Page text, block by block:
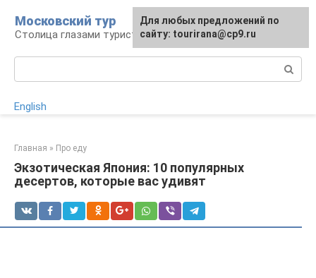
контенту
Московский тур
Столица глазами туриста
English
Главная » Про еду
Экзотическая Япония: 10 популярных
десертов, которые вас удивят
Для любых предложений по
сайту: tourirana@cp9.ru